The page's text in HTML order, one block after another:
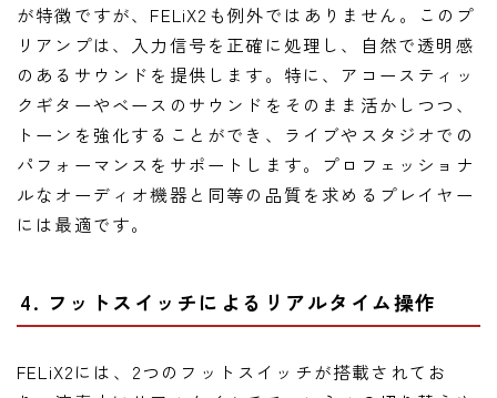
が特徴ですが、FELiX2も例外ではありません。このプ
リアンプは、入力信号を正確に処理し、自然で透明感
のあるサウンドを提供します。特に、アコースティッ
クギターやベースのサウンドをそのまま活かしつつ、
トーンを強化することができ、ライブやスタジオでの
パフォーマンスをサポートします。プロフェッショナ
ルなオーディオ機器と同等の品質を求めるプレイヤー
には最適です。
4. フットスイッチによるリアルタイム操作
FELiX2には、2つのフットスイッチが搭載されてお